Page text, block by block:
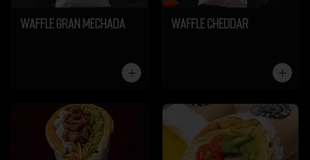
Waffle Gran Mechada Waffle Cheddar